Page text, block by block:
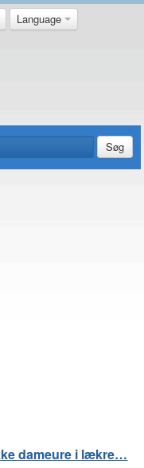
Language
Søg
dameure i lækre…